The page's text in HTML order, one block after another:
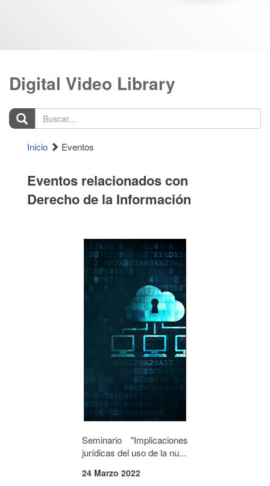
Digital Video Library
Buscar...
Inicio Eventos
Eventos relacionados con
Derecho de la Información
Seminario "Implicaciones
jurídicas del uso de la nu...
24 Marzo 2022